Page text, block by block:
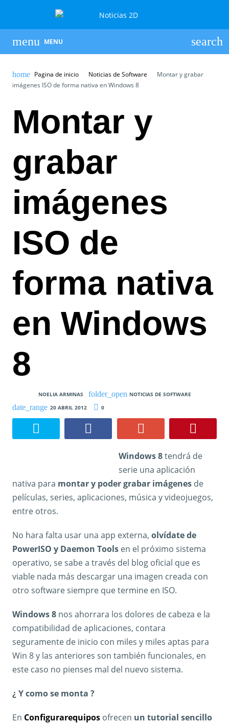
MENU
Pagina de inicio Noticias de Software
Montar y grabar
imágenes ISO de forma nativa en Windows 8
Montar y
grabar
imágenes
ISO de
forma nativa
en Windows
8
NOELIA ARMINAS
NOTICIAS DE SOFTWARE
20 ABRIL 2012
0
Windows 8tendrá de
serie una aplicación
nativa para montar y poder grabar imágenes de
películas, series, aplicaciones, música y videojuegos,
entre otros.
No hara falta usar una app externa, olvídate de
PowerISO y Daemon Tools en el próximo sistema
operativo, se sabe a través del blog oficial que es
viable nada más descargar una imagen creada con
otro software siempre que termine en ISO.
Windows 8 nos ahorrara los dolores de cabeza e la
compatibilidad de aplicaciones, contara
seguramente de inicio con miles y miles aptas para
Win 8 y las anteriores son también funcionales, en
este caso no pienses mal del nuevo sistema.
¿ Y como se monta ?
En Configurarequipos ofrecen un tutorial sencillo